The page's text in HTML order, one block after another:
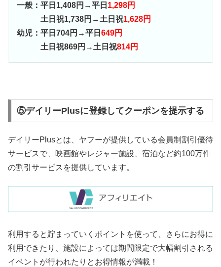
一般：平日1,408円→平日 1,298円
土日祝1,738円→土日祝1,628円
幼児：平日704円→平日 649円
土日祝869円→土日祝814円
⑤デイリーPlusに登録してクーポンを提示する
デイリーPlusとは、ヤフーが提供している会員制割引優待
サービスで、映画館やレジャー施設、宿泊など約100万件
の割引サービスを提供しています。
利用すると貯まっていくポイントを使って、さらにお得に
利用できたり、施設によっては期間限定で大幅割引される
イベントが行われたりとお得情報が満載！